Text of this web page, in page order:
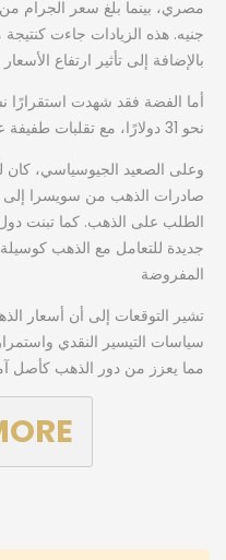
جنيه. هذه الزيادات جاءت
بالإضافة إلى تأثير ارتفاع الأسعار
نحو 31 دولارًا، مع تقلبات طفيفة على مدار الأسبوع
صادرات الذهب من سويسرا إلى
الطلب على الذهب. كما تبنت
جديدة للتعامل مع الذهب
المفروضة
سياسات التيسير النقدي
مما يعزز من دور الذهب كأصل